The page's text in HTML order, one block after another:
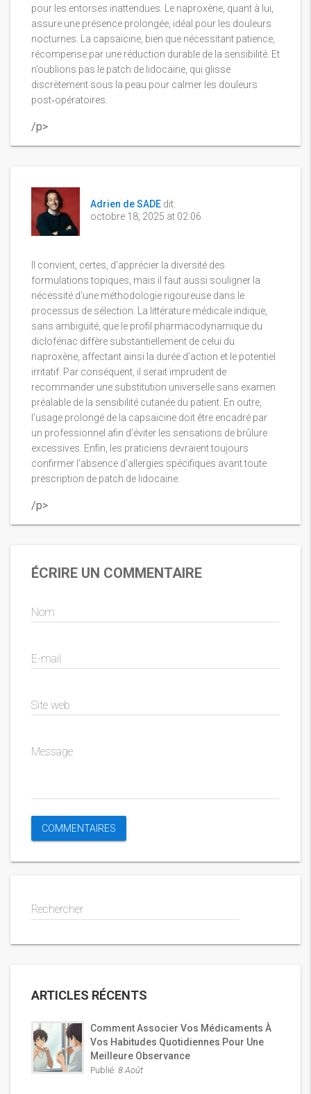
pour les entorses inattendues. Le naproxène, quant à lui,
assure une présence prolongée, idéal pour les douleurs
nocturnes. La capsaïcine, bien que nécessitant patience,
récompense par une réduction durable de la sensibilité. Et
n’oublions pas le patch de lidocaïne, qui glisse
discrètement sous la peau pour calmer les douleurs
post‑opératoires.
/p>
Adrien de SADE dit:
octobre 18, 2025 at 02:06
Il convient, certes, d’apprécier la diversité des
formulations topiques, mais il faut aussi souligner la
nécessité d'une méthodologie rigoureuse dans le
processus de sélection. La littérature médicale indique,
sans ambiguïté, que le profil pharmacodynamique du
diclofénac diffère substantiellement de celui du
naproxène, affectant ainsi la durée d’action et le potentiel
irritatif. Par conséquent, il serait imprudent de
recommander une substitution universelle sans examen
préalable de la sensibilité cutanée du patient. En outre,
l’usage prolongé de la capsaïcine doit être encadré par
un professionnel afin d’éviter les sensations de brûlure
excessives. Enfin, les praticiens devraient toujours
confirmer l’absence d’allergies spécifiques avant toute
prescription de patch de lidocaïne.
/p>
ÉCRIRE UN COMMENTAIRE
Nom
E-mail
Site web
Message
Rechercher
ARTICLES RÉCENTS
Comment Associer Vos Médicaments À
Vos Habitudes Quotidiennes Pour Une
Meilleure Observance
Publié: 8 Août